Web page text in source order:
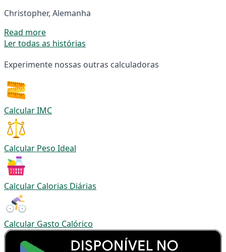
Christopher, Alemanha
Read more
Ler todas as histórias
Experimente nossas outras calculadoras
Calcular IMC
Calcular Peso Ideal
Calcular Calorias Diárias
Calcular Gasto Calórico